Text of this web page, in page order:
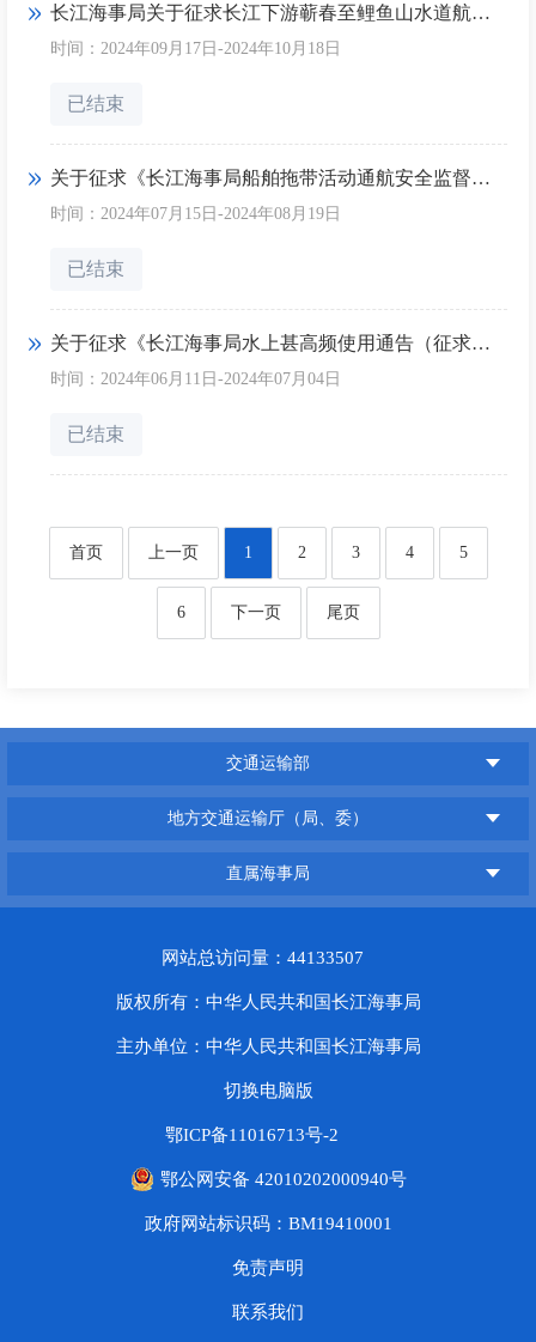
长江海事局关于征求长江下游蕲春至鲤鱼山水道航段航路调整意见的通知
时间：2024年09月17日-2024年10月18日
已结束
关于征求《长江海事局船舶拖带活动通航安全监督管理规定(暂行)》的通知
时间：2024年07月15日-2024年08月19日
已结束
关于征求《长江海事局水上甚高频使用通告（征求意见稿）》意见的通知
时间：2024年06月11日-2024年07月04日
已结束
首页 上一页 1 2 3 4 5
6 下一页 尾页
交通运输部
地方交通运输厅（局、委）
直属海事局
网站总访问量：44133507
版权所有：中华人民共和国长江海事局
主办单位：中华人民共和国长江海事局
切换电脑版
鄂ICP备11016713号-2
鄂公网安备 42010202000940号
政府网站标识码：BM19410001
免责声明
联系我们